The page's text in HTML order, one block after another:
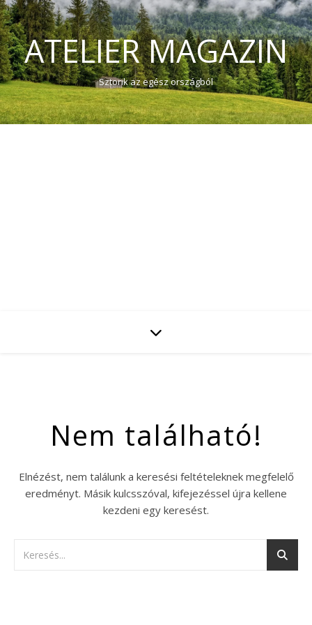
ATELIER MAGAZIN
Sztorik az egész országból
Nem található!
Elnézést, nem találunk a keresési feltételeknek megfelelő
eredményt. Másik kulcsszóval, kifejezéssel újra kellene
kezdeni egy keresést.